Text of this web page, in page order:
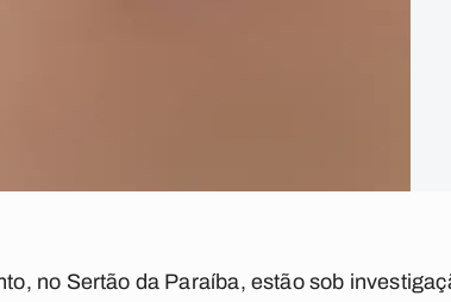
no Sertão da Paraíba, estão sob